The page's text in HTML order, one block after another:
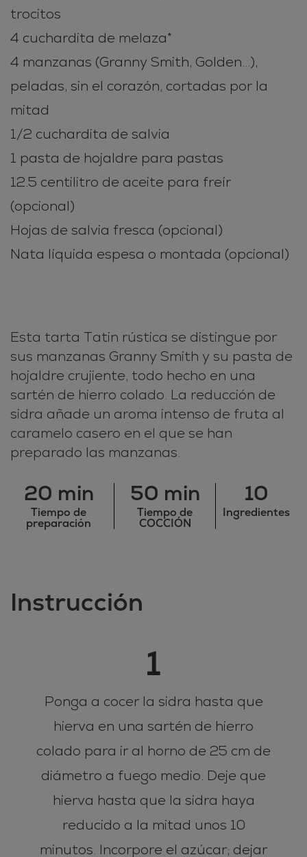
trocitos
4 cuchardita de melaza*
4 manzanas (Granny Smith, Golden...),
peladas, sin el corazón, cortadas por la
mitad
1/2 cuchardita de salvia
1 pasta de hojaldre para pastas
12.5 centilitro de aceite para freír
(opcional)
Hojas de salvia fresca (opcional)
Nata líquida espesa o montada (opcional)
Esta tarta Tatin rústica se distingue por
sus manzanas Granny Smith y su pasta de
hojaldre crujiente, todo hecho en una
sartén de hierro colado. La reducción de
sidra añade un aroma intenso de fruta al
caramelo casero en el que se han
preparado las manzanas.
20 min
Tiempo de
preparación
50 min
Tiempo de
COCCIÓN
10
Ingredientes
Instrucción
1
Ponga a cocer la sidra hasta que
hierva en una sartén de hierro
colado para ir al horno de 25 cm de
diámetro a fuego medio. Deje que
hierva hasta que la sidra haya
reducido a la mitad unos 10
minutos. Incorpore el azúcar; dejar